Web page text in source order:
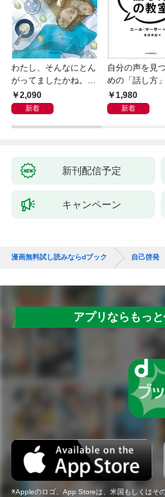
わたし、そんなにとん
がってましたかね。
獅子座、Ａ型、丙午は
めぐる
2,090
新着
自分の声を見
めの「話し方
室 Ｏｒａｃｙ
シー）
1,980
新着
新刊配信予定
キャンペーン
漫画無料試し読みならdブック 自己啓発
アプリならもっ
Appleのロゴ、App Storeは、米国もしくはそ